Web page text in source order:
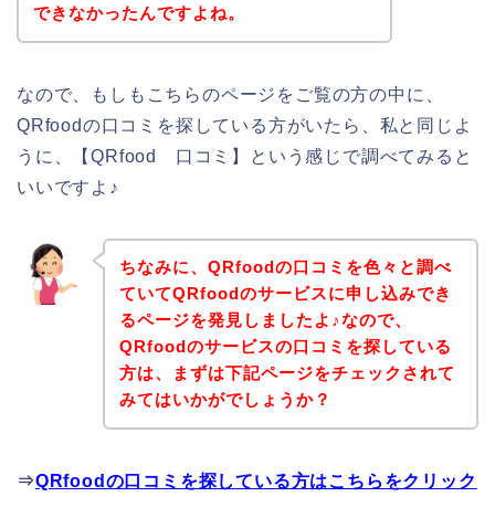
できなかったんですよね。
なので、もしもこちらのページをご覧の方の中に、
QRfoodの口コミを探している方がいたら、私と同じよ
うに、【QRfood 口コミ】という感じで調べてみると
いいですよ♪
ちなみに、QRfoodの口コミを色々と調べ
ていてQRfoodのサービスに申し込みでき
るページを発見しましたよ♪なので、
QRfoodのサービスの口コミを探している
方は、まずは下記ページをチェックされて
みてはいかがでしょうか？
⇒QRfoodの口コミを探している方はこちらをクリック